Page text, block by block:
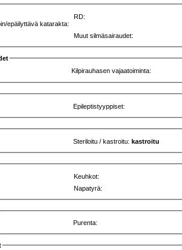
epäilyttävä katarakta:
RD:
Muut silmäsairaudet:
Kilpirauhasen vajaatoiminta:
Epileptistyyppiset:
Steriloitu / kastroitu:kastroitu
Keuhkot:
Napatyrä:
Purenta: